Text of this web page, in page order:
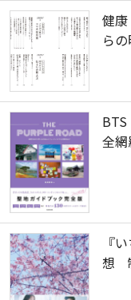
健
ら
全網
『
想